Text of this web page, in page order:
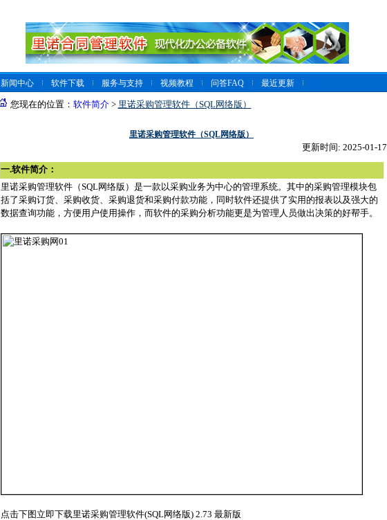
新闻中心 软件下载 服务与支持 视频教程 问答FAQ
最近更新
您现在的位置： 软件简介> 里诺采购管理软件（SQL网络版）
里诺采购管理软件（SQL网络版）
更新时间: 2025-01-17
一.软件简介：
里诺采购管理软件（SQL网络版）是一款以采购业务为中心的管理系统。其中的采购管理模块包
括了采购订货、采购收货、采购退货和采购付款功能，同时软件还提供了实用的报表以及强大的
数据查询功能，方便用户使用操作，而软件的采购分析功能更是为管理人员做出决策的好帮手。
点击下图立即下载里诺采购管理软件(SQL网络版) 2.73 最新版